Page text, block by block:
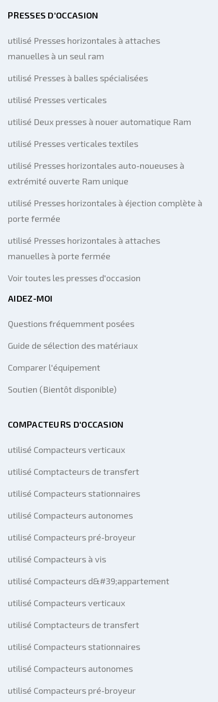
PRESSES D'OCCASION
utilisé Presses horizontales à attaches
manuelles à un seul ram
utilisé Presses à balles spécialisées
utilisé Presses verticales
utilisé Deux presses à nouer automatique Ram
utilisé Presses verticales textiles
utilisé Presses horizontales auto-noueuses à
extrémité ouverte Ram unique
utilisé Presses horizontales à éjection complète à
porte fermée
utilisé Presses horizontales à attaches
manuelles à porte fermée
Voir toutes les presses d'occasion
AIDEZ-MOI
Questions fréquemment posées
Guide de sélection des matériaux
Comparer l'équipement
Soutien (Bientôt disponible)
COMPACTEURS D'OCCASION
utilisé Compacteurs verticaux
utilisé Comptacteurs de transfert
utilisé Compacteurs stationnaires
utilisé Compacteurs autonomes
utilisé Compacteurs pré-broyeur
utilisé Compacteurs à vis
utilisé Compacteurs d&#39;appartement
utilisé Compacteurs verticaux
utilisé Comptacteurs de transfert
utilisé Compacteurs stationnaires
utilisé Compacteurs autonomes
utilisé Compacteurs pré-broyeur